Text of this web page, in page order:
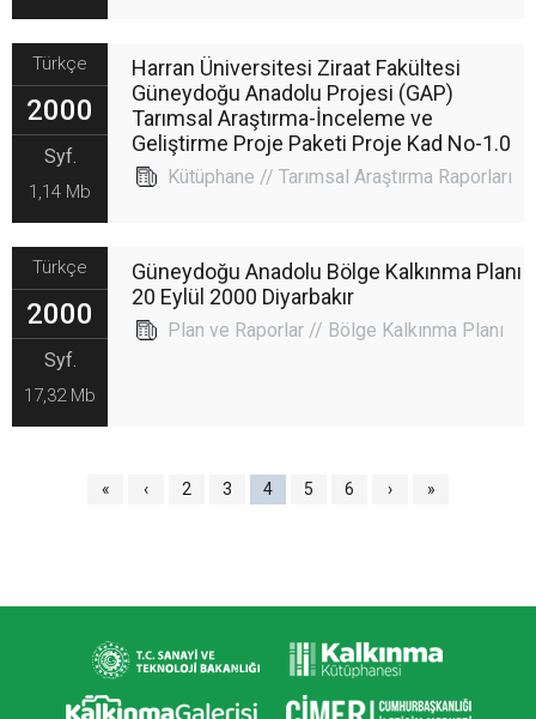
Türkçe
2000
Syf.
1,14 Mb
Harran Üniversitesi Ziraat Fakültesi
Güneydoğu Anadolu Projesi (GAP)
Tarımsal Araştırma-İnceleme ve
Geliştirme Proje Paketi Proje Kad No-1.0
Kütüphane // Tarımsal Araştırma Raporları
Türkçe
2000
Syf.
17,32 Mb
Güneydoğu Anadolu Bölge Kalkınma Planı
20 Eylül 2000 Diyarbakır
Plan ve Raporlar // Bölge Kalkınma Planı
« ‹ 2 3 4 5 6 › »